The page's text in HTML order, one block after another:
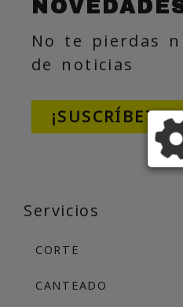
No te pierdas
de noticias
¡SUSCRÍBETE!
Servicios
CORTE
CANTEADO